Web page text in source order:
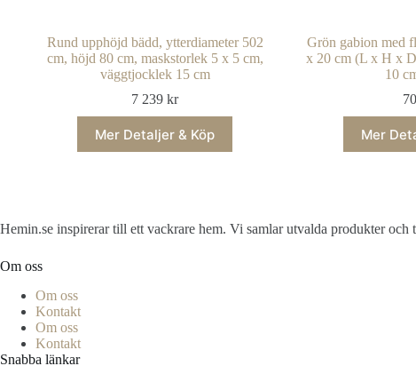
Rund upphöjd bädd, ytterdiameter 502
cm, höjd 80 cm, maskstorlek 5 x 5 cm,
väggtjocklek 15 cm
7 239kr
Mer Detaljer & Köp
Grön gabion med
x 20 cm (L x H x
10
Mer
Hemin.se inspirerar till ett vackrare hem. Vi samlar utvalda produkter
Om oss
Om oss
Kontakt
Om oss
Kontakt
Snabba länkar